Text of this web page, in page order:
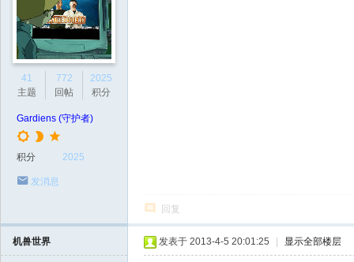
41
主题
772
回帖
2025
积分
Gardiens (守护者)
积分 2025
发消息
回复
机兽世界 发表于 2013-4-5 20:01:25 显示全部楼层